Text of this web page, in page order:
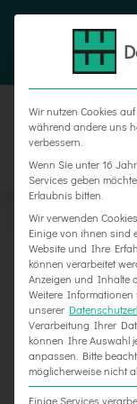
Zum
120
Wir nutzen Cookies
während andere uns
verbessern.
Wenn Sie unter 16
Services geben
Erlaubnis bitten.
Wir verwenden
Einige von ihnen sind
Website und Ihre
können verarbeitet
Anzeigen und Inhalte
Weitere
unserer
Verarbeitung Ihrer
können Ihre Auswahl
anpassen. Bitte
möglicherweise nicht
Einige Services